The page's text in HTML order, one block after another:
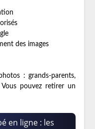
des images
: grands-parents,
Vous pouvez retirer un
en ligne : les